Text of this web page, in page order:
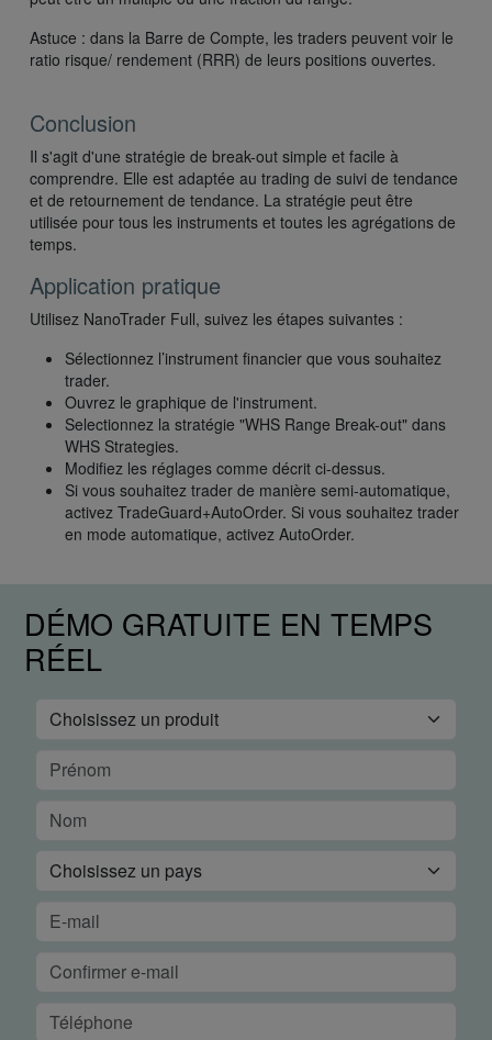
Astuce : dans la Barre de Compte, les traders peuvent voir le
ratio risque/ rendement (RRR) de leurs positions ouvertes.
Conclusion
Il s'agit d'une stratégie de break-out simple et facile à
comprendre. Elle est adaptée au trading de suivi de tendance
et de retournement de tendance. La stratégie peut être
utilisée pour tous les instruments et toutes les agrégations de
temps.
Application pratique
Utilisez NanoTrader Full, suivez les étapes suivantes :
Sélectionnez l’instrument financier que vous souhaitez
trader.
Ouvrez le graphique de l'instrument.
Selectionnez la stratégie "WHS Range Break-out" dans
WHS Strategies.
Modifiez les réglages comme décrit ci-dessus.
Si vous souhaitez trader de manière semi-automatique,
activez TradeGuard+AutoOrder. Si vous souhaitez trader
en mode automatique, activez AutoOrder.
DÉMO GRATUITE EN TEMPS
RÉEL